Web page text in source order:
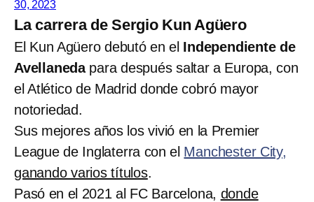
30, 2023
La carrera de Sergio Kun Agüero
El Kun Agüero debutó en el Independiente de
Avellaneda para después saltar a Europa, con
el Atlético de Madrid donde cobró mayor
notoriedad.
Sus mejores años los vivió en la Premier
League de Inglaterra con el Manchester City,
ganando varios títulos.
Pasó en el 2021 al FC Barcelona, donde